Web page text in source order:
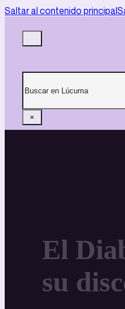
Saltar al contenido principal
×
El
su